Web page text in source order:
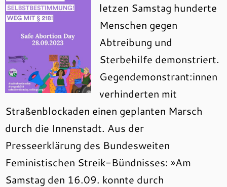
letzen Samstag hunderte
Menschen gegen
Abtreibung und
Sterbehilfe demonstriert.
Gegendemonstrant:innen
verhinderten mit
Straßenblockaden einen geplanten Marsch
durch die Innenstadt. Aus der
Presseerklärung des Bundesweiten
Feministischen Streik-Bündnisses: »Am
Samstag den 16.09. konnte durch